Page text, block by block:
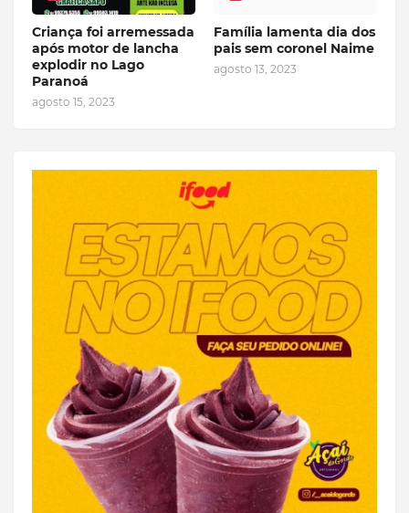
Criança foi arremessada
após motor de lancha
explodir no Lago
Paranoá
agosto 15, 2023
Família lamenta dia dos
pais sem coronel Naime
agosto 13, 2023